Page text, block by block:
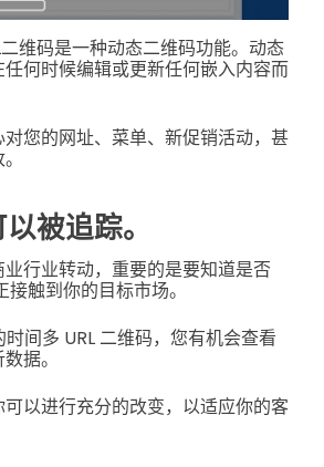
维码是一种动态二维码功能。动态
何时候编辑或更新任何嵌入内容而
您的网址、菜单、新促销活动，甚
被追踪。
行业转动，重要的是要知道是否
接触到你的目标市场。
时间多 URL 二维码，您有机会查看
据。
以进行充分的改变，以适应你的客